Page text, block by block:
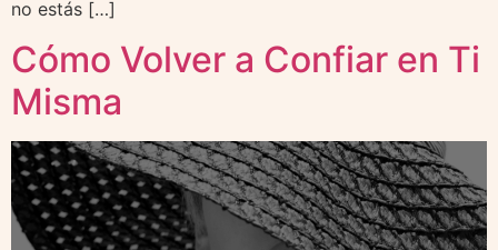
no estás […]
Cómo Volver a Confiar en Ti
Misma